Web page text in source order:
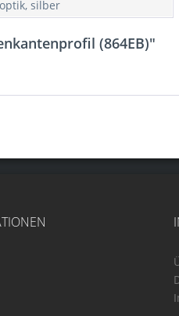
silber
(864EB)"